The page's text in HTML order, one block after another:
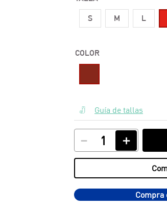
S M L
COLOR
Guía de tallas
＋
－
Compra